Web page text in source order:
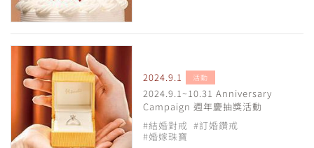
2024.9.1 活動
2024.9.1~10.31 Anniversary
Campaign 週年慶抽獎活動
#結婚對戒 #訂婚鑽戒
#婚嫁珠寶